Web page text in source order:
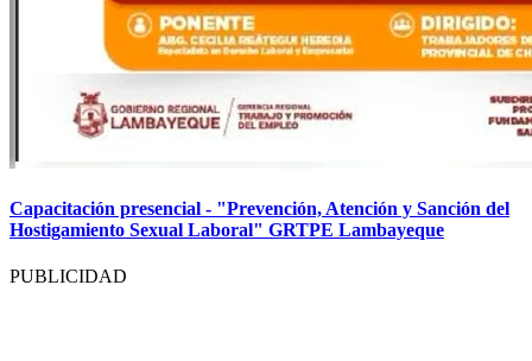
Capacitación presencial - "Prevención, Atención y Sanción del
Hostigamiento Sexual Laboral" GRTPE Lambayeque
PUBLICIDAD